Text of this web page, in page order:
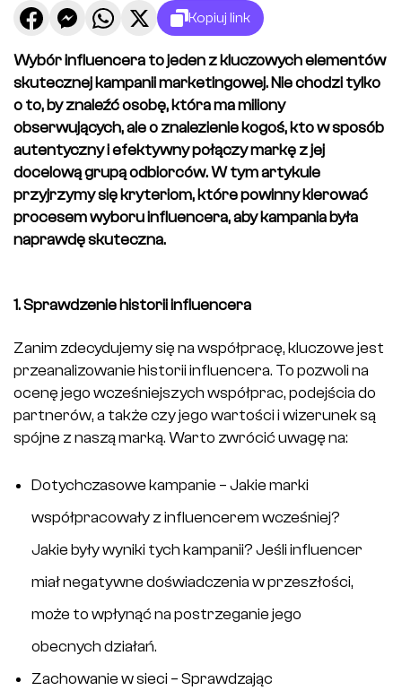
Kopiuj link
Wybór influencera to jeden z kluczowych elementów
skutecznej kampanii marketingowej. Nie chodzi tylko
o to, by znaleźć osobę, która ma miliony
obserwujących, ale o znalezienie kogoś, kto w sposób
autentyczny i efektywny połączy markę z jej
docelową grupą odbiorców. W tym artykule
przyjrzymy się kryteriom, które powinny kierować
procesem wyboru influencera, aby kampania była
naprawdę skuteczna.
1. Sprawdzenie historii influencera
Zanim zdecydujemy się na współpracę, kluczowe jest
przeanalizowanie historii influencera. To pozwoli na
ocenę jego wcześniejszych współprac, podejścia do
partnerów, a także czy jego wartości i wizerunek są
spójne z naszą marką. Warto zwrócić uwagę na:
Dotychczasowe kampanie – Jakie marki
współpracowały z influencerem wcześniej?
Jakie były wyniki tych kampanii? Jeśli influencer
miał negatywne doświadczenia w przeszłości,
może to wpłynąć na postrzeganie jego
obecnych działań.
Zachowanie w sieci – Sprawdzając